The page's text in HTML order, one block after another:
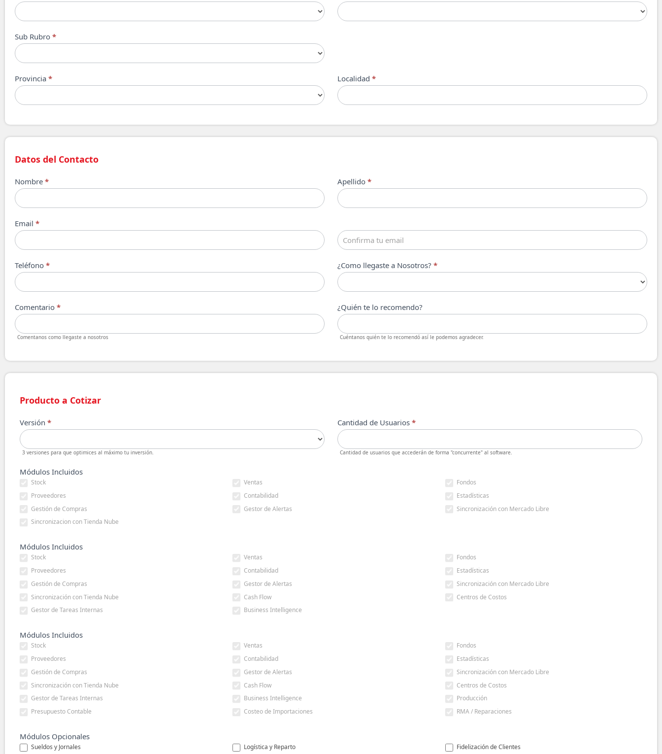
Sub Rubro *
Provincia * Localidad *
Datos del Contacto
Nombre * Apellido *
Email *
Teléfono * ¿Como llegaste a Nosotros? *
Comentario *
Comentanos como llegaste a nosotros
¿Quién te lo recomendo?
Cuéntanos quién te lo recomendó así le podemos agradecer.
Producto a Cotizar
Versión *
3 versiones para que optimices al máximo tu inversión.
Cantidad de Usuarios *
Cantidad de usuarios que accederán de forma "concurrente" al software.
Módulos Incluidos
Stock Ventas
Fondos
Proveedores
Contabilidad
Estadísticas
Gestión de Compras
Gestor de Alertas
Sincronización con Mercado Libre
Sincronizacion con Tienda Nube
Módulos Incluidos
Stock Ventas
Fondos
Proveedores
Contabilidad
Estadísticas
Gestión de Compras
Gestor de Alertas
Sincronización con Mercado Libre
Sincronización con Tienda Nube
Cash Flow
Centros de Costos
Gestor de Tareas Internas
Business Intelligence
Módulos Incluidos
Stock Ventas
Fondos
Proveedores
Contabilidad
Estadísticas
Gestión de Compras
Gestor de Alertas
Sincronización con Mercado Libre
Sincronización con Tienda Nube
Cash Flow
Centros de Costos
Gestor de Tareas Internas
Business Intelligence
Producción
Presupuesto Contable
Costeo de Importaciones RMA / Reparaciones
Módulos Opcionales
Sueldos y Jornales Logística y Reparto Fidelización de Clientes